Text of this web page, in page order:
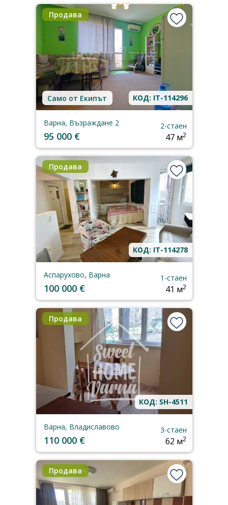
Продава
Само от Екипът КОД: IT-114296
Варна, Възраждане 2
95 000 €
2-стаен
47 м2
Продава
КОД: IT-114278
Аспарухово, Варна
100 000 €
1-стаен
41 м2
Продава
КОД: SH-4511
Варна, Владиславово
110 000 €
3-стаен
62 м2
Продава